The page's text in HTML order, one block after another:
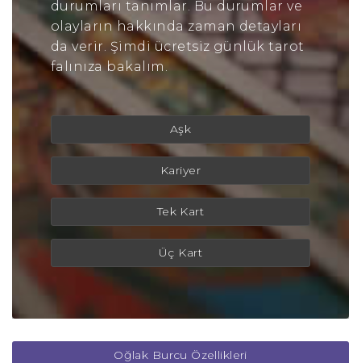
durumları tanımlar. Bu durumlar ve
olayların hakkında zaman detayları
da verir. Şimdi ücretsiz günlük tarot
falınıza bakalım.
Aşk
Kariyer
Tek Kart
Üç Kart
Oğlak Burcu Özellikleri